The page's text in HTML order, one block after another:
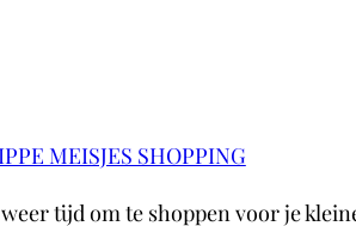
MEISJES SHOPPING
tijd om te shoppen voor je